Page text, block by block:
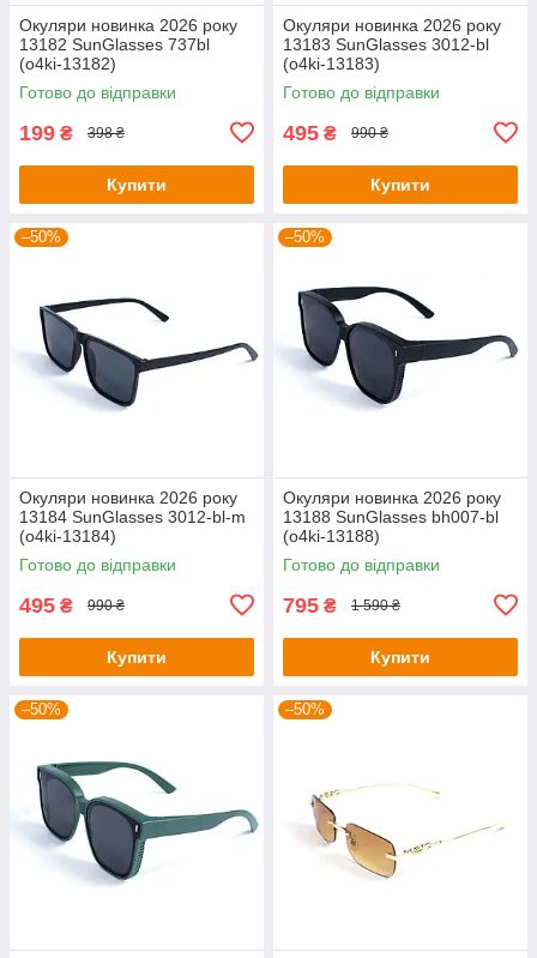
Окуляри новинка 2026 року
13182 SunGlasses 737bl
(o4ki-13182)
Готово до відправки
199 ₴ 398 ₴
Купити
Окуляри новинка 2026 року
13183 SunGlasses 3012-bl
(o4ki-13183)
Готово до відправки
495 ₴ 990 ₴
Купити
–50%
Окуляри новинка 2026 року
13184 SunGlasses 3012-bl-m
(o4ki-13184)
Готово до відправки
495 ₴ 990 ₴
Купити
–50%
Окуляри новинка 2026 року
13188 SunGlasses bh007-bl
(o4ki-13188)
Готово до відправки
795 ₴ 1 590 ₴
Купити
–50% –50%